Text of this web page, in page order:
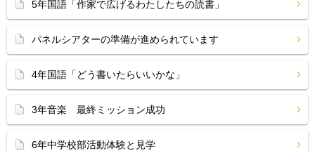
5年国語「作家で広げるわたしたちの読書」
パネルシアターの準備が進められています
4年国語「どう書いたらいいかな」
3年音楽 最終ミッション成功
6年中学校部活動体験と見学